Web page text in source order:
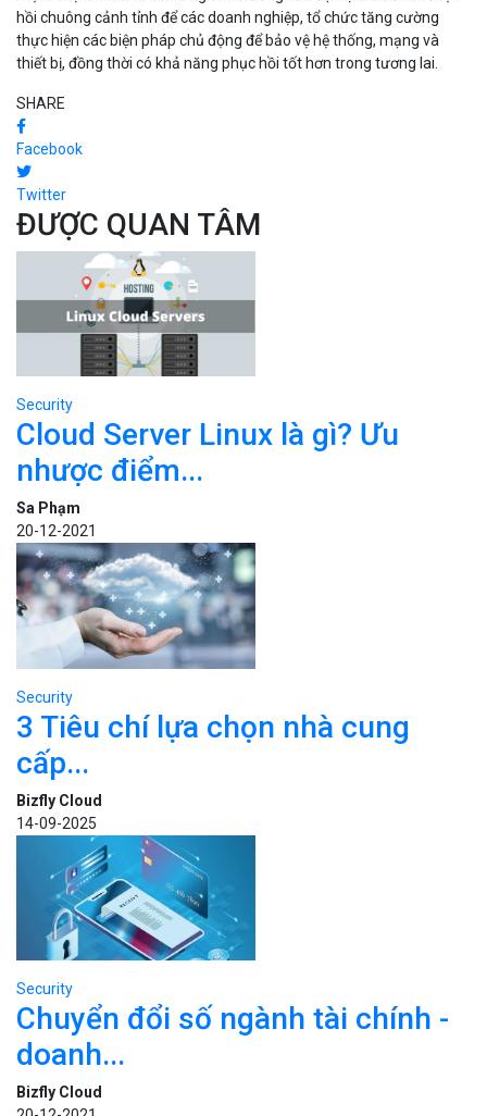
hồi chuông cảnh tỉnh để các doanh nghiệp, tổ chức tăng cường
thực hiện các biện pháp chủ động để bảo vệ hệ thống, mạng và
thiết bị, đồng thời có khả năng phục hồi tốt hơn trong tương lai.
SHARE
Facebook
Twitter
ĐƯỢC QUAN TÂM
Security
Cloud Server Linux là gì? Ưu
nhược điểm...
Sa Phạm
20-12-2021
Security
3 Tiêu chí lựa chọn nhà cung
cấp...
Bizfly Cloud
14-09-2025
Security
Chuyển đổi số ngành tài chính -
doanh...
Bizfly Cloud